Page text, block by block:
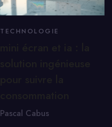
TECHNOLOGIE
Pascal Cabus